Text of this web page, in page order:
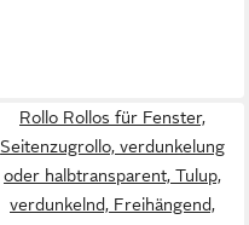
Rollo Rollos für Fenster,
Seitenzugrollo, verdunkelung
oder halbtransparent, Tulup,
verdunkelnd, Freihängend,